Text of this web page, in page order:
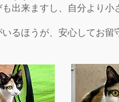
出来ますし、自分より小
るほうが、安心してお留